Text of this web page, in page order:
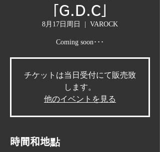
「G.D.C」
8月17日周日
  |
VAROCK
Coming soon･･･
チケットは当日受付にて販売致
します。
他のイベントを見る
時間和地點